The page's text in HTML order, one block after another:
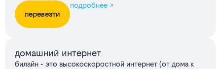
перевезти
подробнее >
домашний интернет
билайн - это высокоскоростной интернет (от дома к